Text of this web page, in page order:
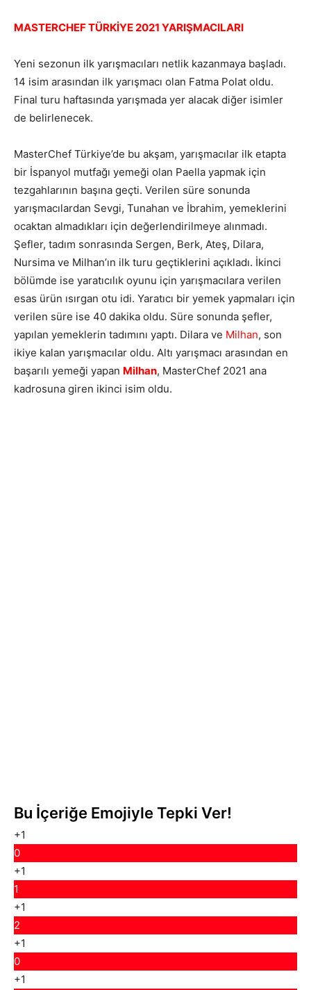
MASTERCHEF TÜRKİYE 2021 YARIŞMACILARI
Yeni sezonun ilk yarışmacıları netlik kazanmaya başladı.
14 isim arasından ilk yarışmacı olan Fatma Polat oldu.
Final turu haftasında yarışmada yer alacak diğer isimler
de belirlenecek.
MasterChef Türkiye’de bu akşam, yarışmacılar ilk etapta
bir İspanyol mutfağı yemeği olan Paella yapmak için
tezgahlarının başına geçti. Verilen süre sonunda
yarışmacılardan Sevgi, Tunahan ve İbrahim, yemeklerini
ocaktan almadıkları için değerlendirilmeye alınmadı.
Şefler, tadım sonrasında Sergen, Berk, Ateş, Dilara,
Nursima ve Milhan’ın ilk turu geçtiklerini açıkladı. İkinci
bölümde ise yaratıcılık oyunu için yarışmacılara verilen
esas ürün ısırgan otu idi. Yaratıcı bir yemek yapmaları için
verilen süre ise 40 dakika oldu. Süre sonunda şefler,
yapılan yemeklerin tadımını yaptı. Dilara ve Milhan, son
ikiye kalan yarışmacılar oldu. Altı yarışmacı arasından en
başarılı yemeği yapan Milhan, MasterChef 2021 ana
kadrosuna giren ikinci isim oldu.
Bu İçeriğe Emojiyle Tepki Ver!
+1
0
+1
1
+1
2
+1
0
+1